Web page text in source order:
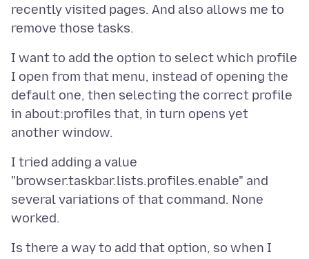
recently visited pages. And also allows me to
I want to add the option to select which profile
I open from that menu, instead of opening the
default one, then selecting the correct profile
in about:profiles that, in turn opens yet
I tried adding a value
"browser.taskbar.lists.profiles.enable" and
several variations of that command. None
Is there a way to add that option, so when I